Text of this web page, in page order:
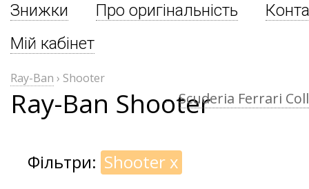
Знижки
Про оригінальність
Мій кабінет
Ray-Ban › Shooter
Ray-Ban Shooter
←Scuderia Ferrari
Фільтри: Shooterx